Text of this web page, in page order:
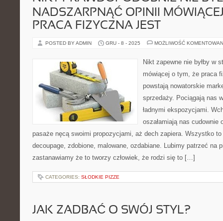
NADSZARPNĄĆ OPINII
PRACA FIZYCZNA JEST
POSTED BY ADMIN GRU - 8 - 2025 MOŻLIWOŚĆ
Nikt zapewne nie byłby w
mówiącej o tym, że praca
powstają nowatorskie
sprzedaży. Pociągają nas
ładnymi ekspozycjami.
oszałamiają nas cudownie
pasaże nęcą swoimi propozycjami, aż dech zapiera. Wszystko
decoupage, zdobione, malowane, ozdabiane. Lubimy patrzeć na
zastanawiamy że to tworzy człowiek, że rodzi się to […]
CATEGORIES: SŁODKIE PIZZE
JAK ZADBAĆ O SWÓJ STYL?